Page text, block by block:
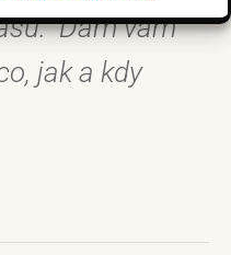
Dám vám
jak a kdy